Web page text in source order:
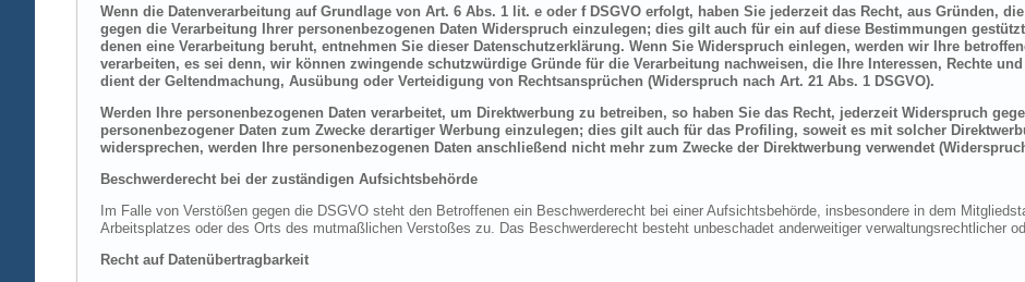
Wenn die Datenverarbeitung auf Grundlage von Art. 6 Abs. 1 lit. e oder f DSGVO erfolgt, haben Sie jederzeit das Recht, aus Gründen,
gegen die Verarbeitung Ihrer personenbezogenen Daten Widerspruch einzulegen; dies gilt auch für ein auf diese Bestimmungen
denen eine Verarbeitung beruht, entnehmen Sie dieser Datenschutzerklärung. Wenn Sie Widerspruch einlegen, werden wir Ihre
verarbeiten, es sei denn, wir können zwingende schutzwürdige Gründe für die Verarbeitung nachweisen, die Ihre Interessen, Rechte
dient der Geltendmachung, Ausübung oder Verteidigung von Rechtsansprüchen (Widerspruch nach Art. 21 Abs. 1 DSGVO).
Werden Ihre personenbezogenen Daten verarbeitet, um Direktwerbung zu betreiben, so haben Sie das Recht, jederzeit Widerspruch
personenbezogener Daten zum Zwecke derartiger Werbung einzulegen; dies gilt auch für das Profiling, soweit es mit solcher
widersprechen, werden Ihre personenbezogenen Daten anschließend nicht mehr zum Zwecke der Direktwerbung verwendet
Beschwerderecht bei der zuständigen Aufsichtsbehörde
Im Falle von Verstößen gegen die DSGVO steht den Betroffenen ein Beschwerderecht bei einer Aufsichtsbehörde, insbesondere in dem
Arbeitsplatzes oder des Orts des mutmaßlichen Verstoßes zu. Das Beschwerderecht besteht unbeschadet anderweitiger verwaltungsrechtlicher
Recht auf Datenübertragbarkeit